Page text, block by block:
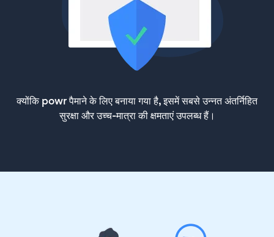
क्योंकि powr पैमाने के लिए बनाया गया है, इसमें सबसे उन्नत अंतर्निहित
सुरक्षा और उच्च-मात्रा की क्षमताएं उपलब्ध हैं।